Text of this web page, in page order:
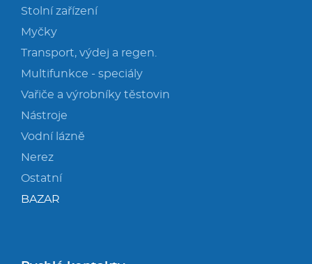
Stolní zařízení
Myčky
Transport, výdej a regen.
Multifunkce - speciály
Vařiče a výrobníky těstovin
Nástroje
Vodní lázně
Nerez
Ostatní
BAZAR